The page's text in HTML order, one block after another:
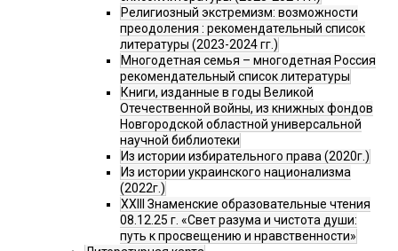
Религиозный экстремизм: возможности
преодоления : рекомендательный список
литературы (2023-2024 гг.)
Многодетная семья – многодетная Россия
рекомендательный список литературы
Книги, изданные в годы Великой
Отечественной войны, из книжных фондов
Новгородской областной универсальной
научной библиотеки
Из истории избирательного права (2020г.)
Из истории украинского национализма
(2022г.)
XXIII Знаменские образовательные чтения
08.12.25 г. «Свет разума и чистота души:
путь к просвещению и нравственности»